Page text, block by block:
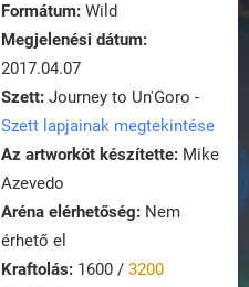
Formátum: Wild
Megjelenési dátum:
2017.04.07
Szett: Journey to Un'Goro -
Szett lapjainak megtekintése
Az artworköt készítette: Mike
Azevedo
Aréna elérhetőség: Nem
érhető el
Kraftolás: 1600 / 3200